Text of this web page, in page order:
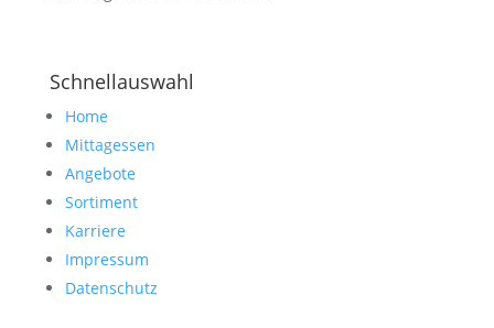
Schnellauswahl
Home
Mittagessen
Angebote
Sortiment
Karriere
Impressum
Datenschutz